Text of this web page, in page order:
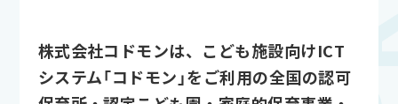
株式会社コドモンは、こども施設向けICT
システム「コドモン」をご利用の全国の認可